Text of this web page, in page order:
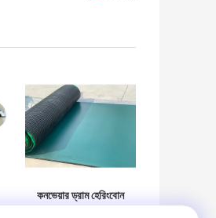
কনভেয়ার ড্রাম হেরিংবোন